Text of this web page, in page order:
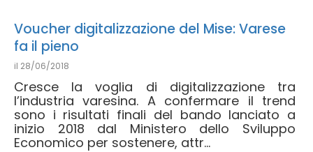
Voucher digitalizzazione del Mise: Varese
fa il pieno
il 28/06/2018
Cresce la voglia di digitalizzazione tra
l’industria varesina. A confermare il trend
sono i risultati finali del bando lanciato a
inizio 2018 dal Ministero dello Sviluppo
Economico per sostenere, attr...